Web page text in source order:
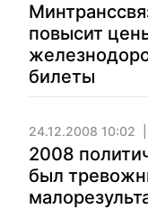
повысит
билеты
24.12.2008 10:02
2008
был